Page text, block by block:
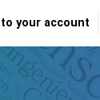
to your account